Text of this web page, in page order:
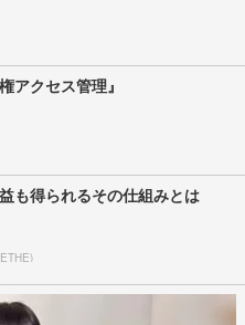
アクセス管理』
も得られるその仕組みとは